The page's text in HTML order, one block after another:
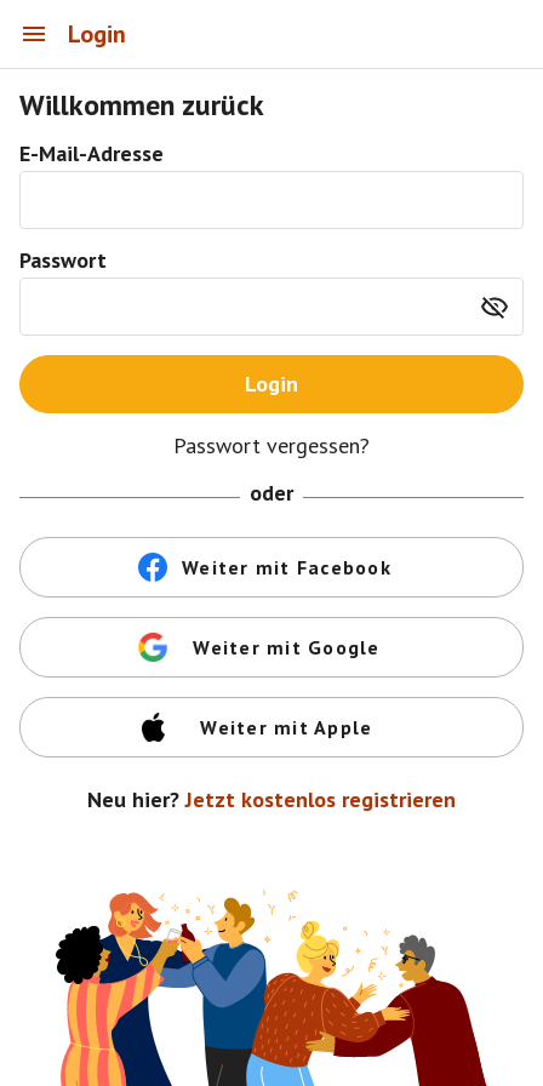
Login
Willkommen zurück
E-Mail-Adresse
Passwort
Login
Passwort vergessen?
oder
Weiter mit Facebook
Weiter mit Google
Weiter mit Apple
Neu hier? Jetzt kostenlos registrieren